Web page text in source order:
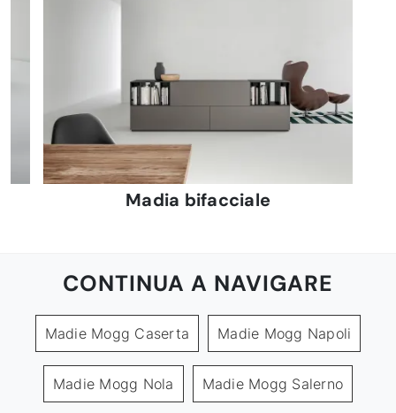
Madia bifacciale
CONTINUA A NAVIGARE
Madie Mogg Caserta Madie Mogg Napoli
Madie Mogg Nola Madie Mogg Salerno